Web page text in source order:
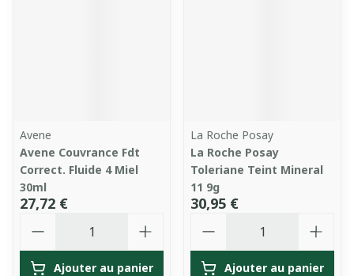
Avene
Avene Couvrance Fdt
Correct. Fluide 4 Miel
30ml
27,72 €
Ajouter au panier
La Roche Posay
La Roche Posay
Toleriane Teint Mineral
11 9g
30,95 €
Ajouter au panier